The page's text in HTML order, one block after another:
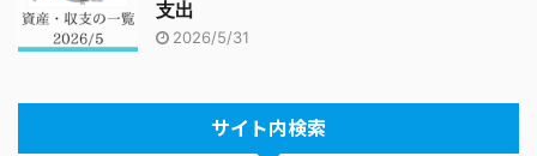
支出
2026/5/31
サイト内検索